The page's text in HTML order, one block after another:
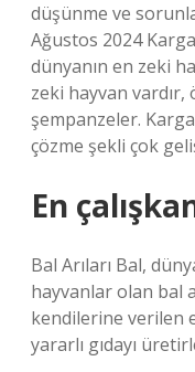
düşünme ve
Ağustos 2024
dünyanın en zeki
zeki hayvan
şempanzeler.
çözme şekli çok
En
Bal Arıları Bal,
hayvanlar olan bal
kendilerine verilen
yararlı gıdayı